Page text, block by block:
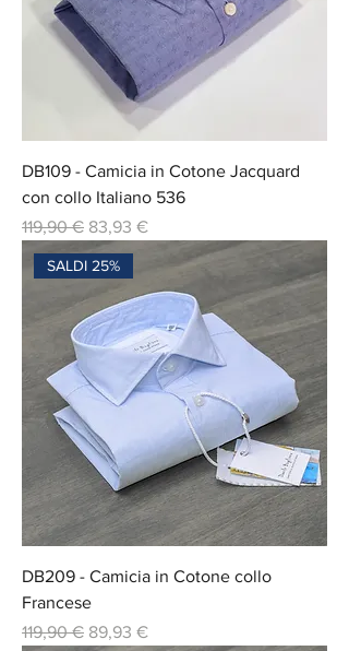
DB109 - Camicia in Cotone Jacquard
con collo Italiano 536
Prix original
119,90 € Prix promotionnel
83,93 €
SALDI 25%
DB209 - Camicia in Cotone collo
Francese
Prix original
119,90 € Prix promotionnel
89,93 €